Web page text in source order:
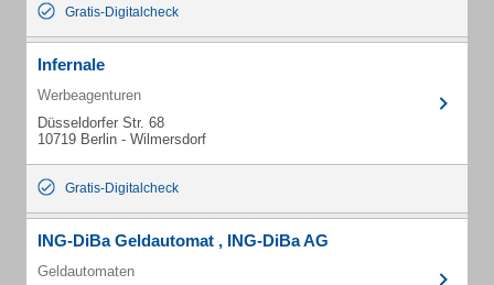
Gratis-Digitalcheck
Infernale
Werbeagenturen
Düsseldorfer Str. 68
10719 Berlin - Wilmersdorf
Gratis-Digitalcheck
ING-DiBa Geldautomat , ING-DiBa AG
Geldautomaten